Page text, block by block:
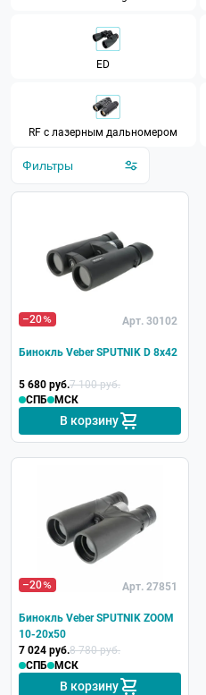
ED
RF с лазерным дальномером
Фильтры
–20 Арт. 30102
Бинокль Veber SPUTNIK D 8х42
5 680 руб.7 100 руб.
СПБ
МСК
В корзину
–20 Арт. 27851
Бинокль Veber SPUTNIK ZOOM
10-20х50
7 024 руб.8 780 руб.
СПБ
МСК
В корзину